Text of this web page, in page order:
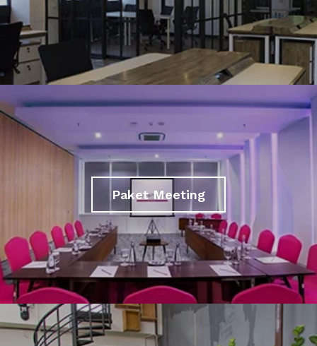
Paket Meeting